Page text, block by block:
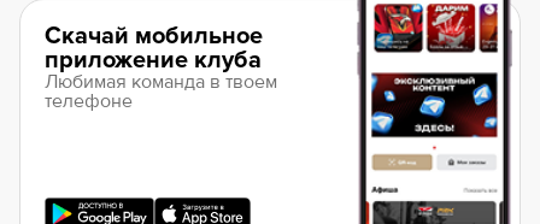
Скачай мобильное
приложение клуба
Любимая команда в твоем
телефоне